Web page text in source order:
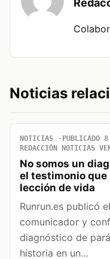
Noticias
NOTICIAS PUBLICADO
REDACCIÓN NOTICIAS
No somos un
el testimonio que
lección de vida
Runrun.es publicó
comunicador y
diagnóstico de
historia en un…